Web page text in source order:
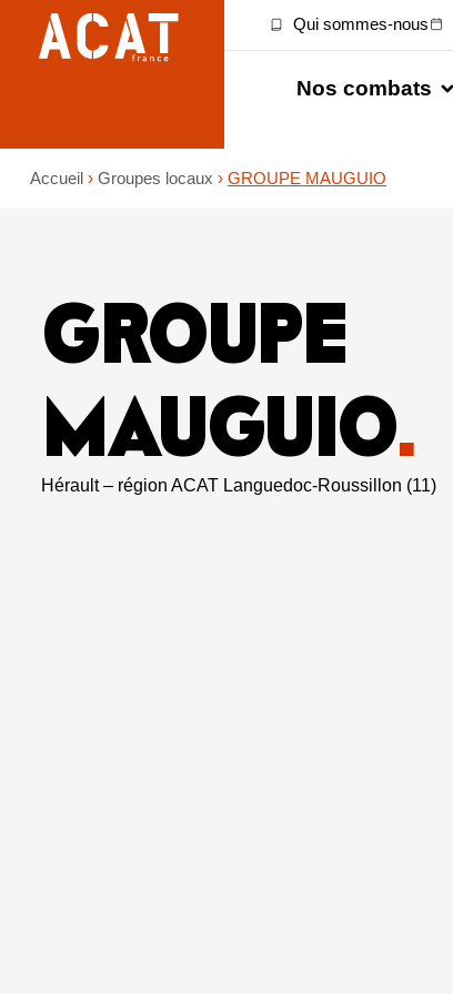
Qui sommes-nous
Nos combats
Accueil › Groupes locaux › GROUPE MAUGUIO
GROUPE
MAUGUIO.
Hérault – région ACAT Languedoc-Roussillon (11)